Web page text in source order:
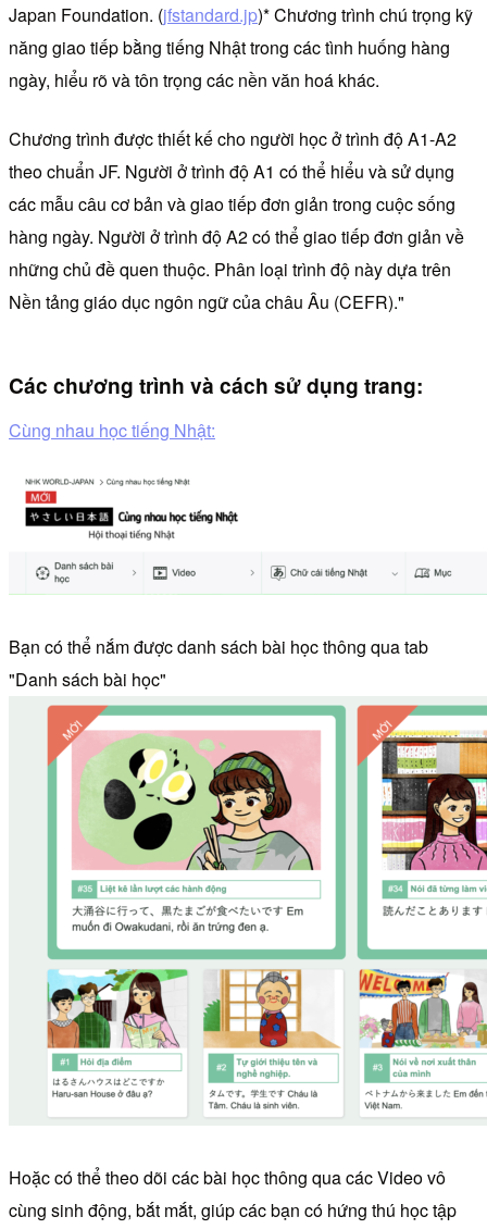
Japan Foundation. (jfstandard.jp)* Chương trình chú trọng kỹ
năng giao tiếp bằng tiếng Nhật trong các tình huống hàng
ngày, hiểu rõ và tôn trọng các nền văn hoá khác.
Chương trình được thiết kế cho người học ở trình độ A1-A2
theo chuẩn JF. Người ở trình độ A1 có thể hiểu và sử dụng
các mẫu câu cơ bản và giao tiếp đơn giản trong cuộc sống
hàng ngày. Người ở trình độ A2 có thể giao tiếp đơn giản về
những chủ đề quen thuộc. Phân loại trình độ này dựa trên
Nền tảng giáo dục ngôn ngữ của châu Âu (CEFR)."
Các chương trình và cách sử dụng trang:
Cùng nhau học tiếng Nhật:
Bạn có thể nắm được danh sách bài học thông qua tab
"Danh sách bài học"
Hoặc có thể theo dõi các bài học thông qua các Video vô
cùng sinh động, bắt mắt, giúp các bạn có hứng thú học tập